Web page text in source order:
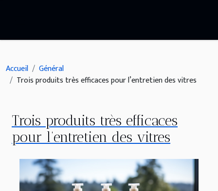
Accueil
Général
Trois produits très efficaces pour l’entretien des vitres
Trois produits très efficaces
pour l’entretien des vitres